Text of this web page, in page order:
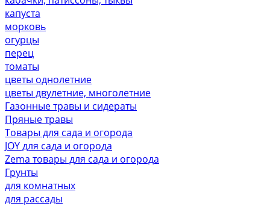
капуста
морковь
огурцы
перец
томаты
цветы однолетние
цветы двулетние, многолетние
Газонные травы и сидераты
Пряные травы
Товары для сада и огорода
JOY для сада и огорода
Zema товары для сада и огорода
Грунты
для комнатных
для рассады